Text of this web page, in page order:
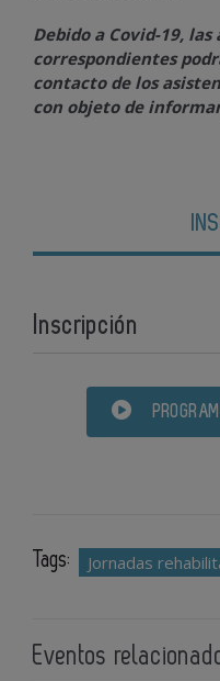
Debido a Covid-19,
correspondientes
contacto de los
con objeto de
Inscripción
Tags: Jornadas
Eventos